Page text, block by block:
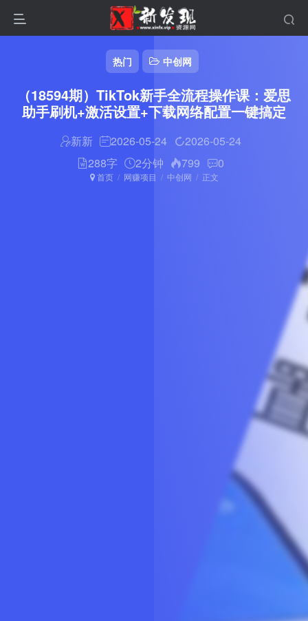
热门 中创网
（18594期）TikTok新手全流程操作课：爱思
助手刷机+激活设置+下载网络配置一键搞定
新新 2026-05-24
2026-05-24
288字
2分钟 799 0
首页 网赚项目 中创网 正文